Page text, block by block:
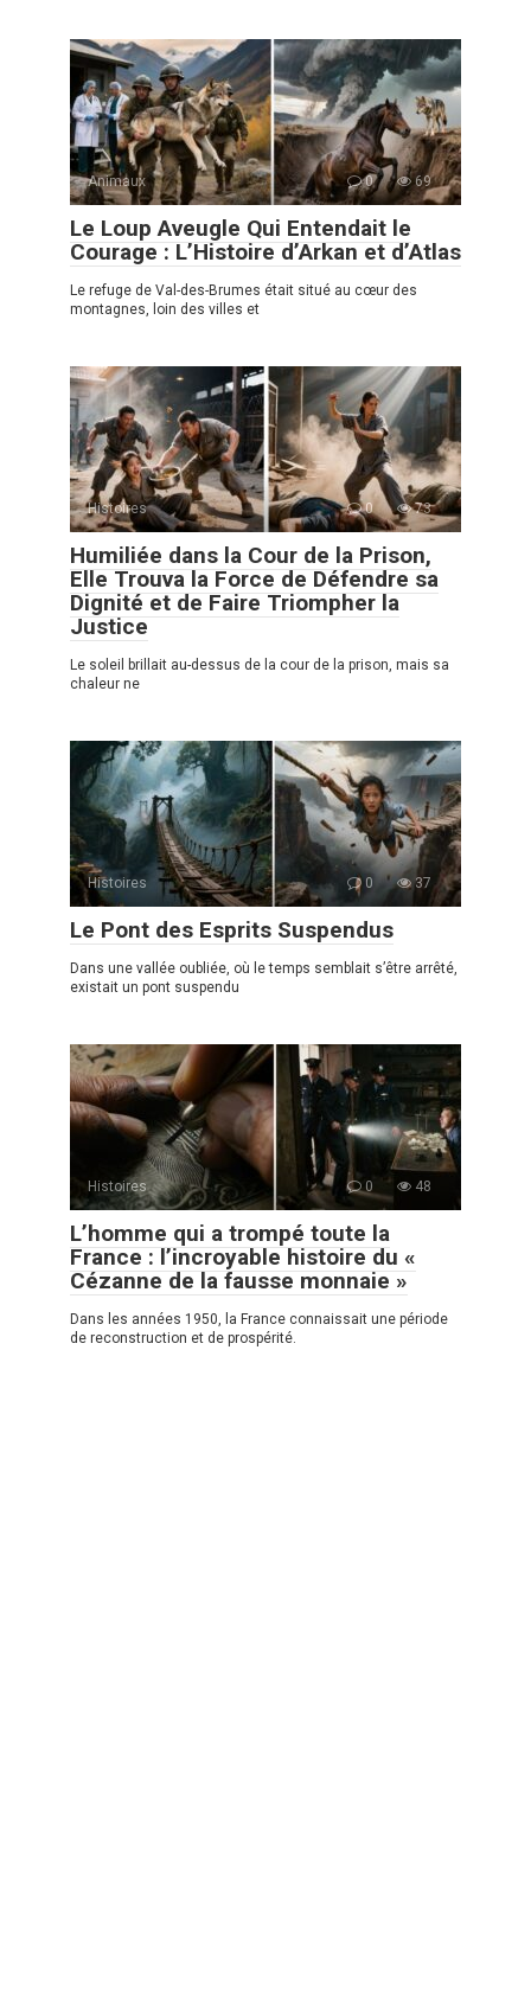
Animaux 0 69
Le Loup Aveugle Qui Entendait le
Courage : L’Histoire d’Arkan et d’Atlas
Le refuge de Val-des-Brumes était situé au cœur des
montagnes, loin des villes et
Histoires 0 73
Humiliée dans la Cour de la Prison,
Elle Trouva la Force de Défendre sa
Dignité et de Faire Triompher la
Justice
Le soleil brillait au-dessus de la cour de la prison, mais sa
chaleur ne
Histoires 0 37
Le Pont des Esprits Suspendus
Dans une vallée oubliée, où le temps semblait s’être arrêté,
existait un pont suspendu
Histoires 0 48
L’homme qui a trompé toute la
France : l’incroyable histoire du «
Cézanne de la fausse monnaie »
Dans les années 1950, la France connaissait une période
de reconstruction et de prospérité.